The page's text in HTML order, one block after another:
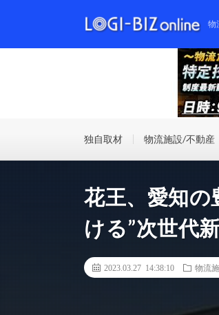
物
独自取材 物流施設/不動産
花王、愛知の
ける”次世代
2023.03.27 14:38:10 物流